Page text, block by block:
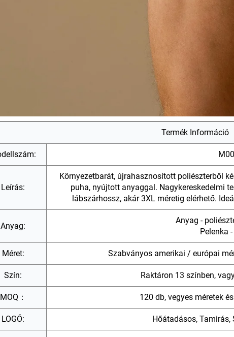
Termék Információ
Leírás:
Környezetbarát, újrahasznosított poliészterből
puha, nyújtott anyaggal. Nagykereskedelmi
lábszárhossz, akár 3XL méretig elérhető.
Anyag:
Anyag -
Pelenka
Méret: Szabványos amerikai / európai
Szín: Raktáron 13 színben,
MOQ： 120 db, vegyes méretek
LOGÓ: Hőátadásos,